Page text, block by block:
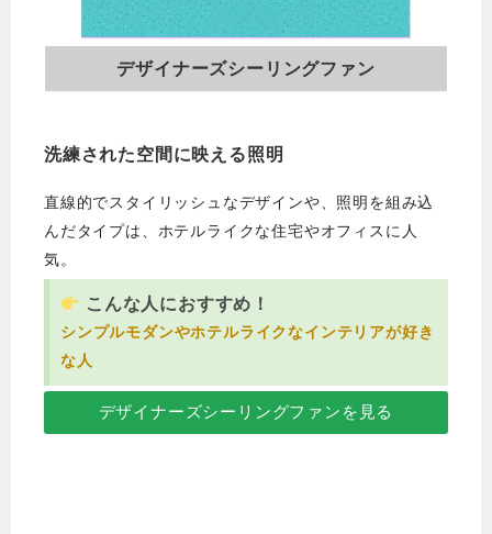
デザイナーズシーリングファン
洗練された空間に映える照明
直線的でスタイリッシュなデザインや、照明を組み込
んだタイプは、ホテルライクな住宅やオフィスに人
気。
こんな人におすすめ！
シンプルモダンやホテルライクなインテリアが好き
な人
デザイナーズシーリングファンを見る